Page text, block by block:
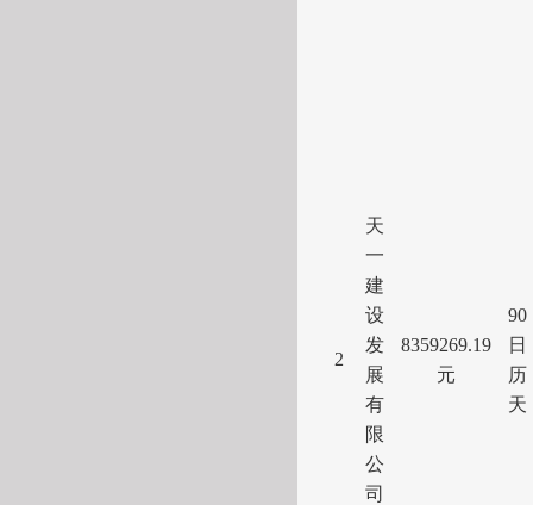
2
天
一
建
设
发
展
有
限
公
司
8359269.19
元
90
日
历
天